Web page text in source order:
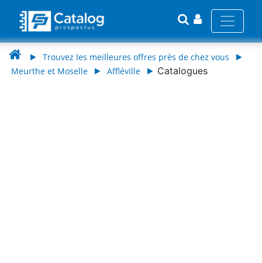
Trouvez les meilleures offres près de chez vous
Meurthe et Moselle
Affléville Catalogues